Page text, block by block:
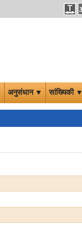
अनुसंधान ▼ सांख्यिकी ▼